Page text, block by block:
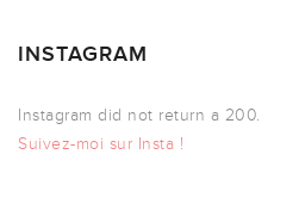
INSTAGRAM
Instagram did not return a 200.
Suivez-moi sur Insta !